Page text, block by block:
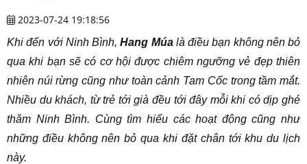
2023-07-24 19:18:56
Khi đến với Ninh Bình,Hang Múalà điều bạn không nên bỏ
qua khi bạn sẽ có cơ hội được chiêm ngưỡng vẻ đẹp thiên
nhiên núi rừng cũng như toàn cảnh Tam Cốc trong tầm mắt.
Nhiều du khách, từ trẻ tới già đều tới đây mỗi khi có dịp ghé
thăm Ninh Bình. Cùng tìm hiểu các hoạt động cũng như
những điều không nên bỏ qua khi đặt chân tới khu du lịch
này.